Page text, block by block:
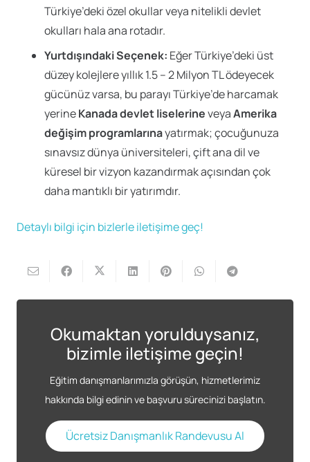
Türkiye’deki özel okullar veya nitelikli devlet
okulları hala ana rotadır.
Yurtdışındaki Seçenek: Eğer Türkiye’deki üst
düzey kolejlere yıllık 1.5 – 2 Milyon TL ödeyecek
gücünüz varsa, bu parayı Türkiye’de harcamak
yerineKanada devlet liselerineveyaAmerika
değişim programlarınayatırmak; çocuğunuza
sınavsız dünya üniversiteleri, çift ana dil ve
küresel bir vizyon kazandırmak açısından çok
daha mantıklı bir yatırımdır.
Detaylı bilgi için bizlerle iletişime geç!
Okumaktan yorulduysanız,
bizimle iletişime geçin!
Eğitim danışmanlarımızla görüşün, hizmetlerimiz
hakkında bilgi edinin ve başvuru sürecinizi başlatın.
Ücretsiz Danışmanlık Randevusu Al